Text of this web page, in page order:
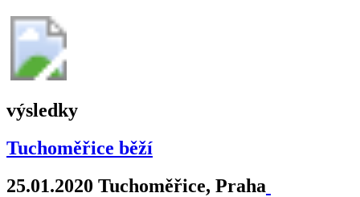
výsledky
Tuchoměřice běží
25.01.2020 Tuchoměřice, Praha